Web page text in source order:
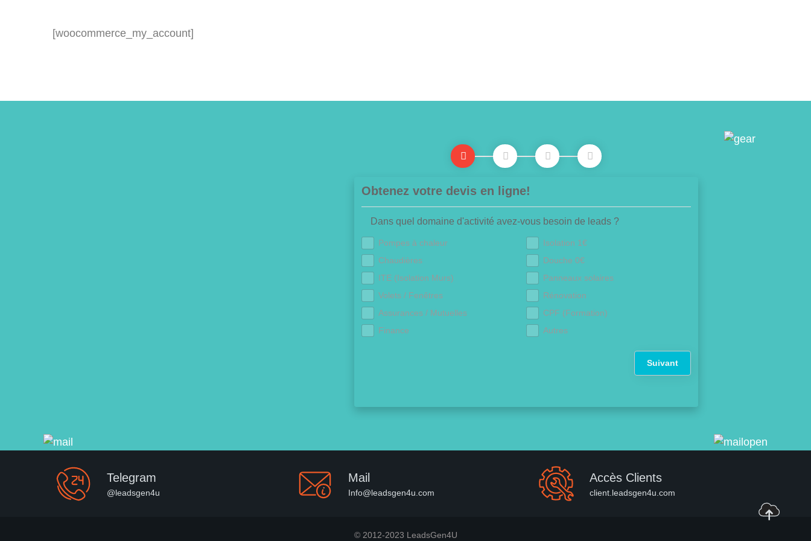
[woocommerce_my_account]
Obtenez votre devis en ligne!
Dans quel domaine d'activité avez-vous besoin de leads ?
Pompes à chaleur
Isolation 1€
Chaudières
Douche 0€
ITE (Isolation Murs)
Panneaux solaires
Volets / Fenêtres
Rénovation
Assurances / Mutuelles
CPF (Formation)
Finance
Autres
Suivant
Telegram
@leadsgen4u
Mail
Info@leadsgen4u.com
Accès Clients
client.leadsgen4u.com
© 2012-2023 LeadsGen4U